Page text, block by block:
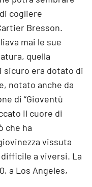
cogliere
Bresson.
mai le sue
quella
sicuro era dotato di
notato anche da
di “Gioventù
il cuore di
che ha
vissuta
a viversi. La
a Los Angeles,